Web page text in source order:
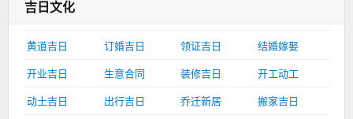
吉日文化
黄道吉日 订婚吉日 领证吉日
结婚嫁娶
开业吉日
生意合同 装修吉日
开工动工
动土吉日
出行吉日 乔迁新居 搬家吉日